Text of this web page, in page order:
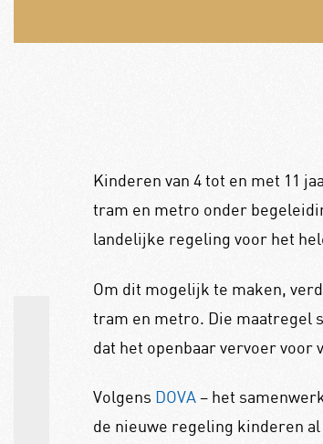
Kinderen van 4 tot en met 11
tram en metro onder
landelijke regeling voor het
Om dit mogelijk te maken,
tram en metro. Die maatregel
dat het openbaar vervoer
Volgens DOVA– het
de nieuwe regeling kinderen